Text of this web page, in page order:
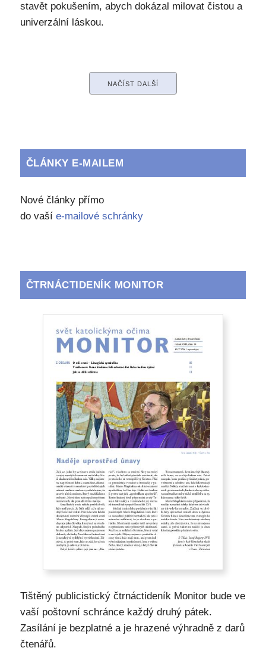
stavět pokušením, abych dokázal milovat čistou a
univerzální láskou.
NAČÍST DALŠÍ
ČLÁNKY E-MAILEM
Nové články přímo
do vaší e-mailové schránky
ČTRNÁCTIDENÍK MONITOR
Tištěný publicistický čtrnáctideník Monitor bude ve
vaší poštovní schránce každý druhý pátek.
Zasílání je bezplatné a je hrazené výhradně z darů
čtenářů.